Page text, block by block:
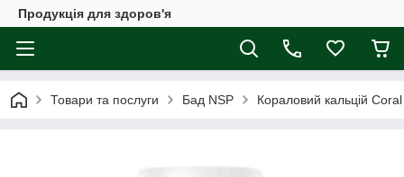
Продукція для здоров'я
Товари та послуги Бад NSP Кораловий кальцій